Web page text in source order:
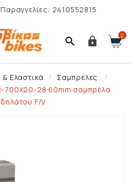
2410552815
  0
Ελαστικά
Σαμπρέλες
28 60mm σαμπρέλα
F/V